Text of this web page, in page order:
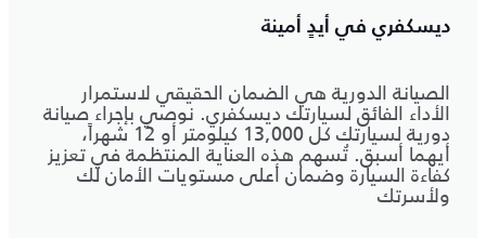
ديسكفري في أيدٍ أمينة
الصيانة الدورية هي الضمان الحقيقي لاستمرار
الأداء الفائق لسيارتك ديسكفري. نوصي بإجراء صيانة
دورية لسيارتك كل 13,000 كيلومتر أو 12 شهراً،
أيهما أسبق. تُسهم هذه العناية المنتظمة في تعزيز
كفاءة السيارة وضمان أعلى مستويات الأمان لك
ولأسرتك